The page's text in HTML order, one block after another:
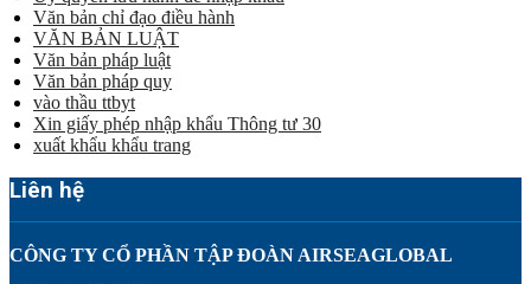
Văn bản chỉ đạo điều hành
VĂN BẢN LUẬT
Văn bản pháp luật
Văn bản pháp quy
vào thầu ttbyt
Xin giấy phép nhập khẩu Thông tư 30
xuất khẩu khẩu trang
Liên hệ
CÔNG TY CỔ PHẦN TẬP ĐOÀN AIRSEAGLOBAL